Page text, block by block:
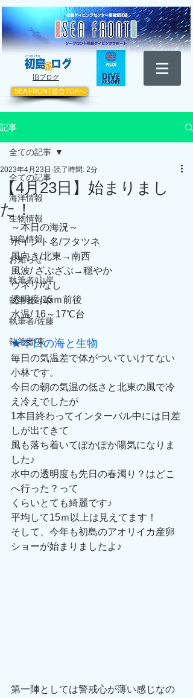
​旧ブログ
SEA FRONT総合TOPへ
記事
全ての記事
海洋情報
生物情報
初島情報
お知らせ
執筆者/山岸
執筆者/小林
執筆者/佐藤
執筆者/東
全ての記事
【4月23日】始まりまし
た！
2023年4月23日 読了時間: 2分
～本日の海況～
ポイント名/フタツネ
風向き/北東→南西
風波/ ざぶざぶ→穏やか
ウネリ/なし
透明度/15ｍ前後
水温/ 16～17℃台
★本日の海と生物
毎日の気温差で体がついていけてない
小林です。
今日の朝の気温の低さと北東の風で冷
え冷えでしたが
1本目終わってインターバル中には日差
しが出てきて
風も落ち着いてぽかぽか陽気になりま
した♪
水中の透明度も先日の春濁り？はどこ
へ行った？って
くらいとても綺麗です♪
平均して15ｍ以上は見えてます！
そして、今年も初島のアオリイカ産卵
ショーが始まりましたよ♪
第一陣としては警戒心が薄い感じなの